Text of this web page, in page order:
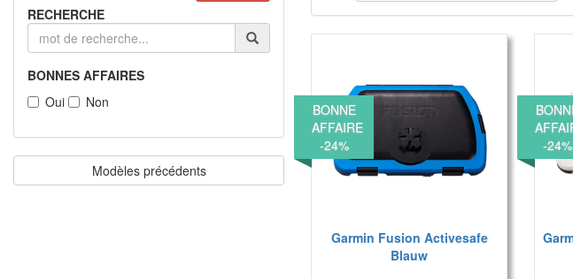
Garmin Fusion Activesafe
Blauw
BONNE
AFFAIRE
-24%
-24%
RECHERCHE
BONNES AFFAIRES
Oui
Non
Modèles précédents